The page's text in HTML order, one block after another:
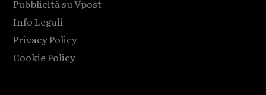
Pubblicità su Vpost
Info Legali
Privacy Policy
Cookie Policy